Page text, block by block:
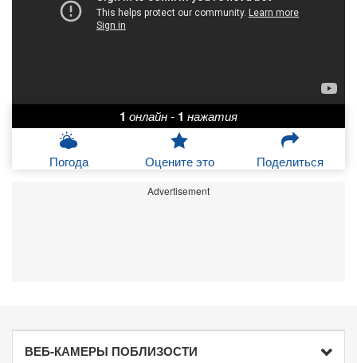
1 онлайн- 1 нажатия
Погода Оцените это Поделиться
Advertisement
ВЕБ-КАМЕРЫ ПОБЛИЗОСТИ